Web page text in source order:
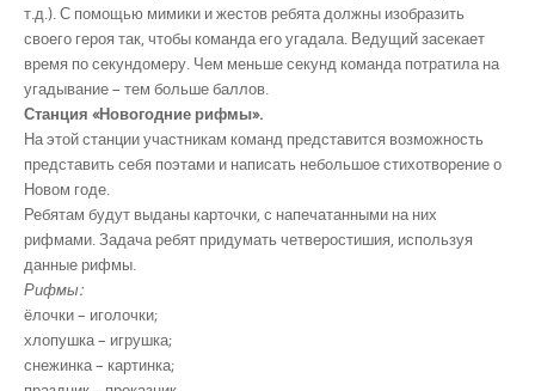
т.д.). С помощью мимики и жестов ребята должны изобразить
своего героя так, чтобы команда его угадала. Ведущий засекает
время по секундомеру. Чем меньше секунд команда потратила на
угадывание – тем больше баллов.
Станция «Новогодние рифмы».
На этой станции участникам команд представится возможность
представить себя поэтами и написать небольшое стихотворение о
Новом годе.
Ребятам будут выданы карточки, с напечатанными на них
рифмами. Задача ребят придумать четверостишия, используя
данные рифмы.
Рифмы:
ёлочки – иголочки;
хлопушка – игрушка;
снежинка – картинка;